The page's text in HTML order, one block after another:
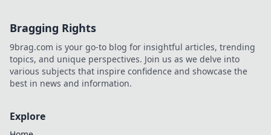
Bragging Rights
9brag.com is your go-to blog for insightful articles, trending
topics, and unique perspectives. Join us as we delve into
various subjects that inspire confidence and showcase the
best in news and information.
Explore